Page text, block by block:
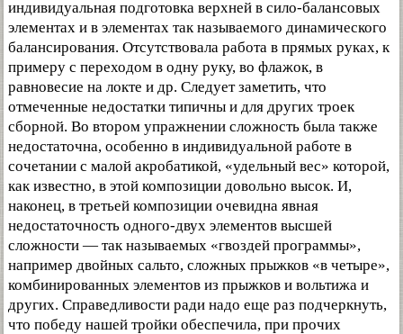
индивидуальная подготовка верхней в сило-балансовых
элементах и в элементах так называемого динамического
балансирования. Отсутствовала работа в прямых руках, к
примеру с переходом в одну руку, во флажок, в
равновесие на локте и др. Следует заметить, что
отмеченные недостатки типичны и для других троек
сборной. Во втором упражнении сложность была также
недостаточна, особенно в индивидуальной работе в
сочетании с малой акробатикой, «удельный вес» которой,
как известно, в этой композиции довольно высок. И,
наконец, в третьей композиции очевидна явная
недостаточность одного-двух элементов высшей
сложности — так называемых «гвоздей программы»,
например двойных сальто, сложных прыжков «в четыре»,
комбинированных элементов из прыжков и вольтижа и
других. Справедливости ради надо еще раз подчеркнуть,
что победу нашей тройки обеспечила, при прочих